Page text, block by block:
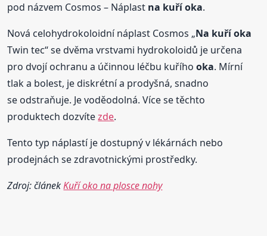
pod názvem Cosmos – Náplast na kuříoka.
Nová celohydrokoloidní náplast Cosmos „Na kuříoka
Twin tec“ se dvěma vrstvami hydrokoloidů je určena
pro dvojí ochranu a účinnou léčbu kuříhooka. Mírní
tlak a bolest, je diskrétní a prodyšná, snadno
se odstraňuje. Je voděodolná. Více se těchto
produktech dozvítezde.
Tento typ náplastí je dostupný v lékárnách nebo
prodejnách se zdravotnickými prostředky.
Zdroj: článekKuří oko na plosce nohy